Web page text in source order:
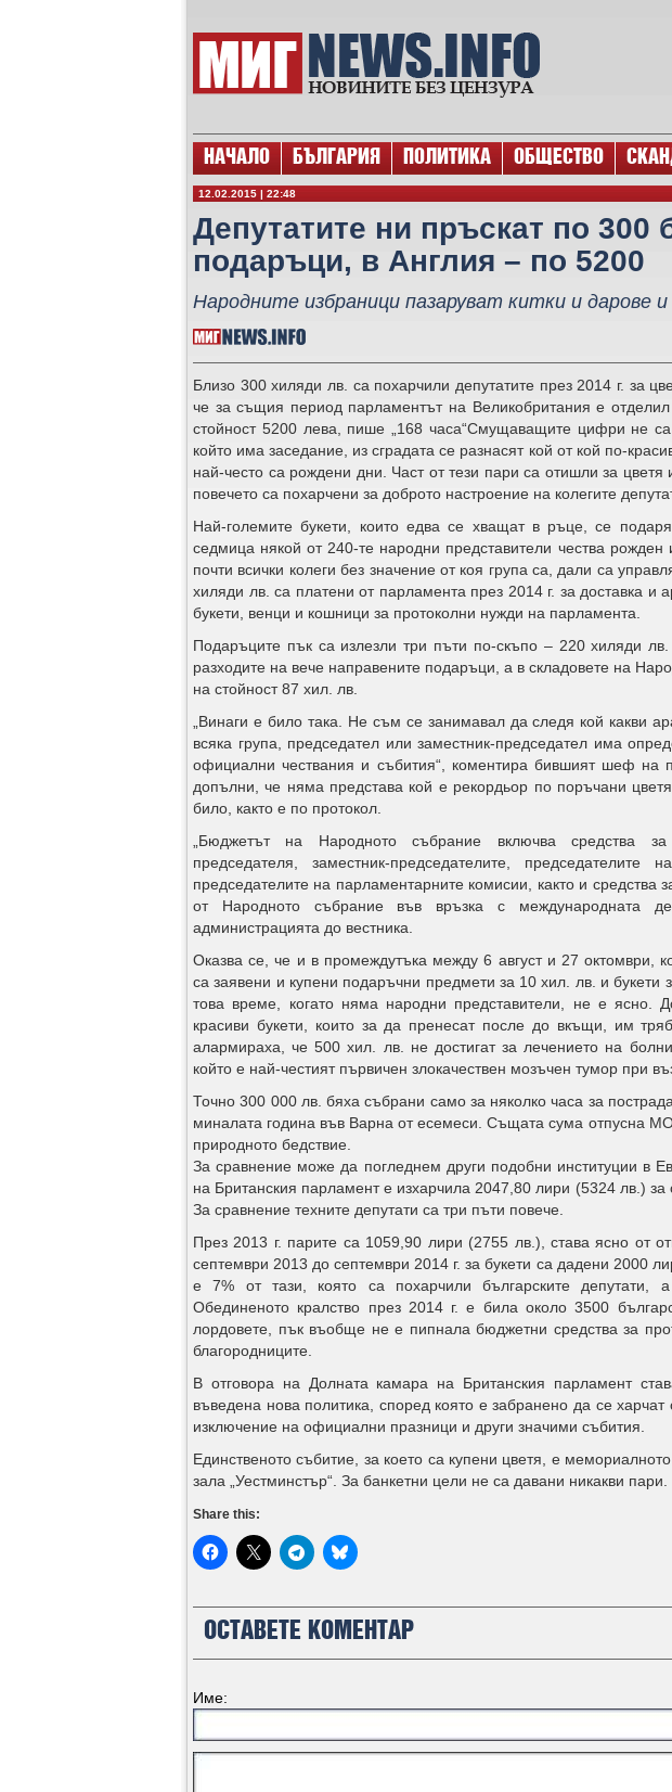
НАЧАЛО БЪЛГАРИЯ ПОЛИТИКА ОБЩЕСТВО
12.02.2015 | 22:48
Депутатите ни пръскат по 300
подаръци, в Англия – по 5200
Народните избраници пазаруват китки и дарове
Близо 300 хиляди лв. са похарчили депутатите през 2014 г. за
че за същия период парламентът на Великобритания е отделил
стойност 5200 лева, пише „168 часа“Смущаващите цифри не
който има заседание, из сградата се разнасят кой от кой по-
най-често са рождени дни. Част от тези пари са отишли за
повечето са похарчени за доброто настроение на колегите
Най-големите букети, които едва се хващат в ръце, се
седмица някой от 240-те народни представители чества
почти всички колеги без значение от коя група са, дали са
хиляди лв. са платени от парламента през 2014 г. за доставка и
букети, венци и кошници за протоколни нужди на парламента.
Подаръците пък са излезли три пъти по-скъпо – 220 хиляди
разходите на вече направените подаръци, а в складовете на
на стойност 87 хил. лв.
„Винаги е било така. Не съм се занимавал да следя кой какви
всяка група, председател или заместник-председател има
официални чествания и събития“, коментира бившият шеф на
допълни, че няма представа кой е рекордьор по поръчани
било, както е по протокол.
„Бюджетът на Народното събрание включва средства
председателя, заместник-председателите, председателите
председателите на парламентарните комисии, както и средства
от Народното събрание във връзка с международната
администрацията до вестника.
Оказва се, че и в промеждутъка между 6 август и 27 октомври,
са заявени и купени подаръчни предмети за 10 хил. лв. и букети
това време, когато няма народни представители, не е ясно.
красиви букети, които за да пренесат после до вкъщи, им
алармираха, че 500 хил. лв. не достигат за лечението на
който е най-честият първичен злокачествен мозъчен тумор при
Точно 300 000 лв. бяха събрани само за няколко часа за
миналата година във Варна от есемеси. Същата сума отпусна
природното бедствие.
За сравнение може да погледнем други подобни институции в
на Британския парламент е изхарчила 2047,80 лири (5324 лв.)
За сравнение техните депутати са три пъти повече.
През 2013 г. парите са 1059,90 лири (2755 лв.), става ясно от
септември 2013 до септември 2014 г. за букети са дадени 2000
е 7% от тази, която са похарчили българските депутати,
Обединеното кралство през 2014 г. е била около 3500
лордовете, пък въобще не е пипнала бюджетни средства за
благородниците.
В отговора на Долната камара на Британския парламент
въведена нова политика, според която е забранено да се
изключение на официални празници и други значими събития.
Единственото събитие, за което са купени цветя, е
зала „Уестминстър“. За банкетни цели не са давани никакви пари.
Share this:
ОСТАВЕТЕ КОМЕНТАР
Име: